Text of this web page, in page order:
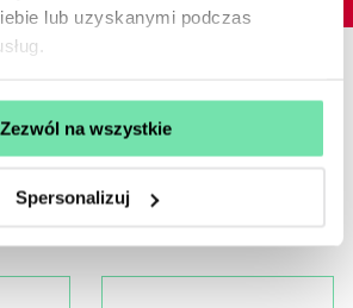
lub uzyskanymi podczas
Zezwól na wszystkie
Spersonalizuj
Partner Teatru